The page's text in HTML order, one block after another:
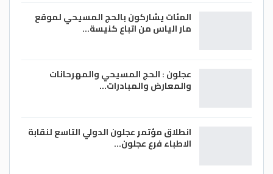
المئات يشاركون بالحج المسيحي لموقع
مار الياس من اتباع كنيسة…
عجلون : الحج المسيحي والمهرحانات
والمعارض والمبادرات…
انطلاق مؤتمر عجلون الدولي التاسع لنقابة
الاطباء فرع عجلون…